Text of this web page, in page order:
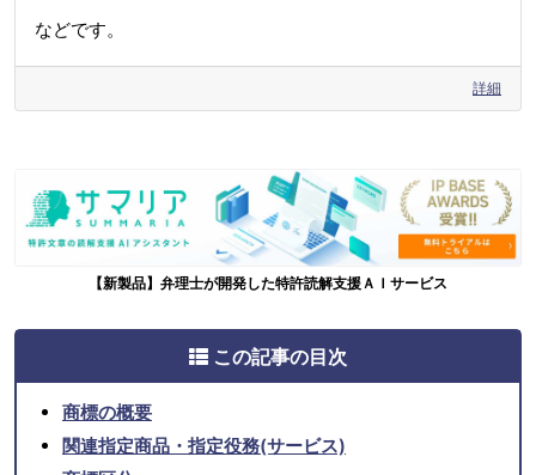
などです。
詳細
【新製品】弁理士が開発した特許読解支援ＡＩサービス
この記事の目次
商標の概要
関連指定商品・指定役務(サービス)